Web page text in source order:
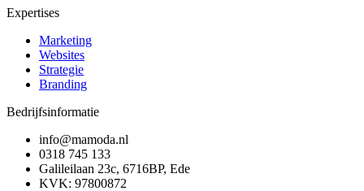
Expertises
Marketing
Websites
Strategie
Branding
Bedrijfsinformatie
info@mamoda.nl
0318 745 133
Galileilaan 23c, 6716BP, Ede
KVK: 97800872